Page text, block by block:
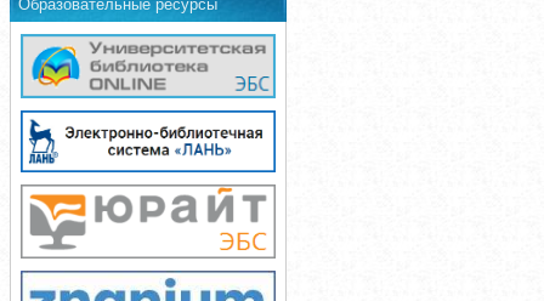
Образовательные ресурсы